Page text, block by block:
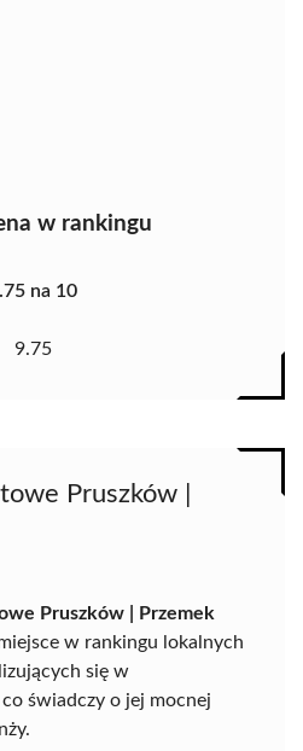
w rankingu
na 10
9.75
Pruszków |
Pruszków | Przemek
w rankingu lokalnych
się w
świadczy o jej mocnej